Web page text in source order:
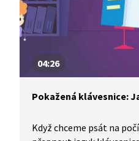
04:26
Pokažená klávesnice:
Když chceme psát na